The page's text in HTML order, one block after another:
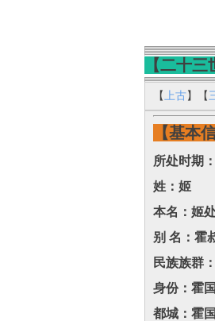
【二十
【上古】【
【基本
所处时期
姓：姬
本名：姬
别 名：霍
民族族群
身份：霍
都城：霍